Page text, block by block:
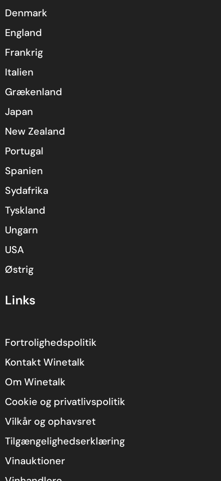
Denmark
England
Frankrig
Italien
Grækenland
Japan
New Zealand
Portugal
Spanien
Sydafrika
Tyskland
Ungarn
USA
Østrig
Links
Fortrolighedspolitik
Kontakt Winetalk
Om Winetalk
Cookie og privatlivspolitik
Vilkår og ophavsret
Tilgængelighedserklæring
Vinauktioner